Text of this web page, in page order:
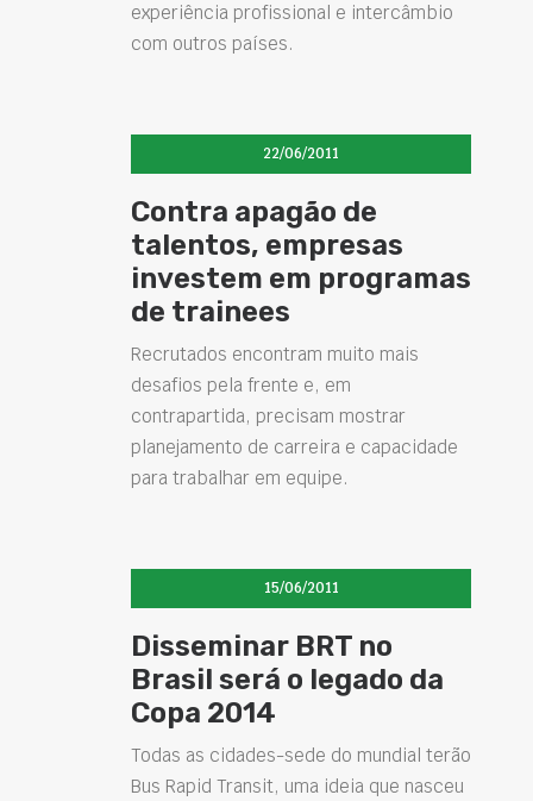
experiência profissional e intercâmbio
com outros países.
22/06/2011
Contra apagão de
talentos, empresas
investem em programas
de trainees
Recrutados encontram muito mais
desafios pela frente e, em
contrapartida, precisam mostrar
planejamento de carreira e capacidade
para trabalhar em equipe.
15/06/2011
Disseminar BRT no
Brasil será o legado da
Copa 2014
Todas as cidades-sede do mundial terão
Bus Rapid Transit, uma ideia que nasceu